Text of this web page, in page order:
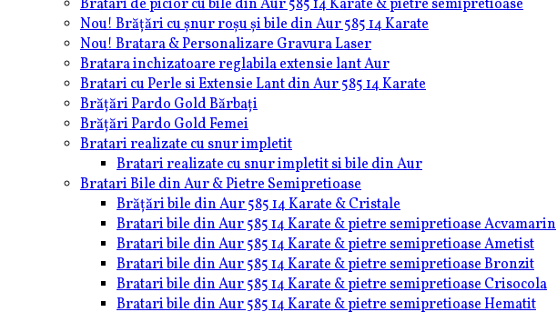
Bratari de picior cu bile din Aur 585 14 Karate & pietre semipretioase
Nou! Brățări cu șnur roșu și bile din Aur 585 14 Karate
Nou! Bratara & Personalizare Gravura Laser
Bratara inchizatoare reglabila extensie lant Aur
Bratari cu Perle si Extensie Lant din Aur 585 14 Karate
Brățări Pardo Gold Bărbați
Brățări Pardo Gold Femei
Bratari realizate cu snur impletit
Bratari realizate cu snur impletit si bile din Aur
Bratari Bile din Aur & Pietre Semipretioase
Brățări bile din Aur 585 14 Karate & Cristale
Bratari bile din Aur 585 14 Karate & pietre semipretioase Acvamarin
Bratari bile din Aur 585 14 Karate & pietre semipretioase Ametist
Bratari bile din Aur 585 14 Karate & pietre semipretioase Bronzit
Bratari bile din Aur 585 14 Karate & pietre semipretioase Crisocola
Bratari bile din Aur 585 14 Karate & pietre semipretioase Hematit